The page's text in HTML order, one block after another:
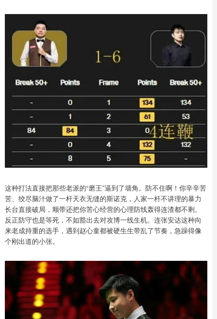
这种打法直接把那些老派的“磨王”逼到了墙角。防不住啊！你辛辛苦
苦、绞尽脑汁做了一杆天衣无缝的斯诺克，人家一杆不讲理的暴力
长台直接破局，顺带还把你苦心经营的心理防线轰得连渣都不剩。
反正防守也是等死，不如豁出去对攻博一线生机。连张安达这种向
来老成持重的选手，遇到赵心童都被硬生生带乱了节奏，急躁得像
个刚出道的小张。